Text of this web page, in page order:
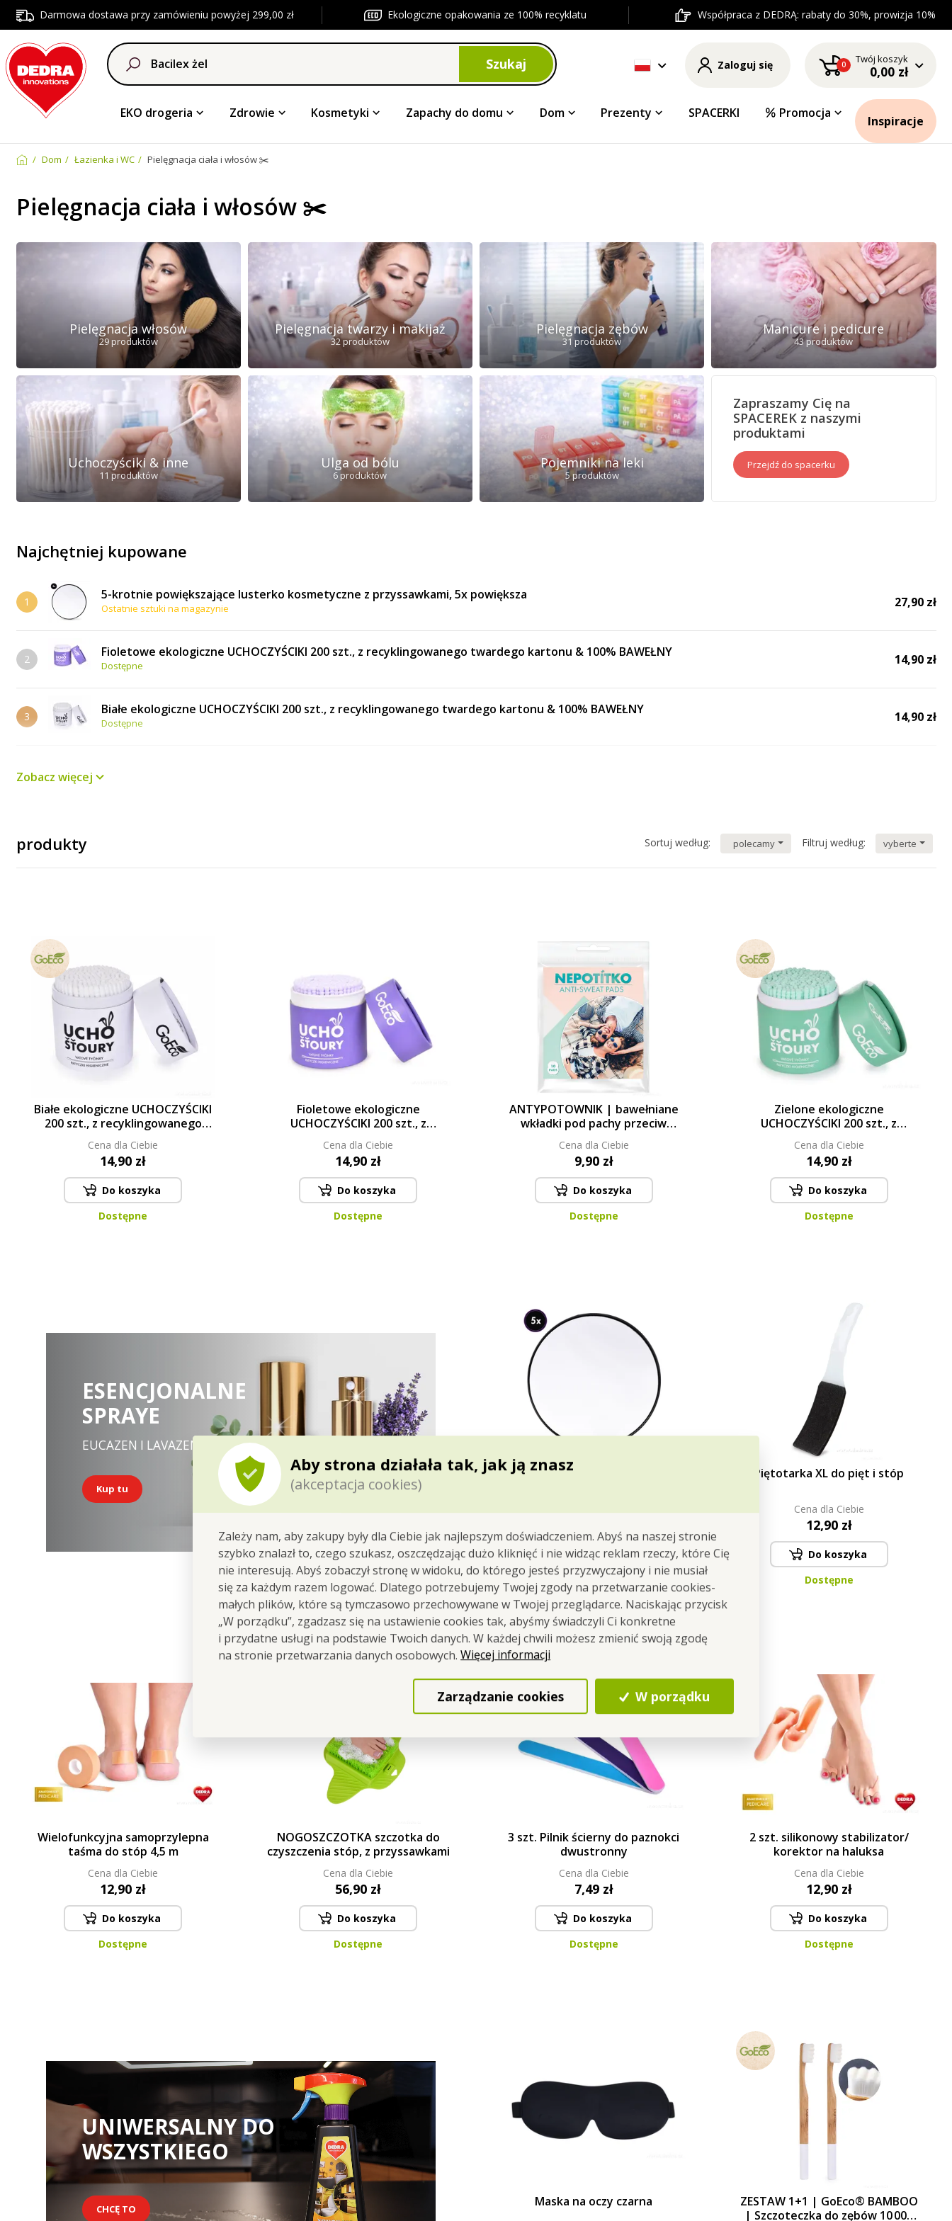
Darmowa dostawa przy zamówieniu powyżej 299,00 zł Ekologiczne opakowania ze 100% recyklatu Współpraca z DEDRĄ: rabaty do 30%, prowizja 10%
Szukaj Zaloguj się 0 Twój koszyk
0,00 zł
EKO drogeria Zdrowie Kosmetyki Zapachy do domu Dom Prezenty SPACERKI Promocja
Inspiracje
Aby strona działała tak, jak ją znasz
(akceptacja cookies)
Zależy nam, aby zakupy były dla Ciebie jak najlepszym doświadczeniem. Abyś na naszej stronie
szybko znalazł to, czego szukasz, oszczędzając dużo kliknięć i nie widząc reklam rzeczy, które Cię
nie interesują. Abyś zobaczył stronę w widoku, do którego jesteś przyzwyczajony i nie musiał
się za każdym razem logować. Dlatego potrzebujemy Twojej zgody na przetwarzanie cookies-
małych plików, które są tymczasowo przechowywane w Twojej przeglądarce. Naciskając przycisk
„W porządku”, zgadzasz się na ustawienie cookies tak, abyśmy świadczyli Ci konkretne
i przydatne usługi na podstawie Twoich danych. W każdej chwili możesz zmienić swoją zgodę
na stronie przetwarzania danych osobowych.Więcej informacji
Zarządzanie cookies W porządku
Dom Łazienka i WC Pielęgnacja ciała i włosów ✂️
Pielęgnacja ciała i włosów ✂️
Pielęgnacja włosów
29 produktów
Pielęgnacja twarzy i makijaż
32 produktów
Pielęgnacja zębów
31 produktów
Manicure i pedicure
43 produktów
Uchoczyściki & inne
11 produktów
Ulga od bólu
6 produktów
Pojemniki na leki
5 produktów
Zapraszamy Cię na
SPACEREK z naszymi
produktami
Przejdź do spacerku
Najchętniej kupowane
1 5-krotnie powiększające lusterko kosmetyczne z przyssawkami, 5x powiększa
Ostatnie sztuki na magazynie 27,90 zł
2 Fioletowe ekologiczne UCHOCZYŚCIKI 200 szt., z recyklingowanego twardego kartonu & 100% BAWEŁNY
Dostępne 14,90 zł
3 Białe ekologiczne UCHOCZYŚCIKI 200 szt., z recyklingowanego twardego kartonu & 100% BAWEŁNY
Dostępne 14,90 zł
4
Dostępne
9,90 zł
Zobacz więcej
produkty Sortuj według: polecamy Filtruj według: vyberte
Białe ekologiczne UCHOCZYŚCIKI
200 szt., z recyklingowanego
twardego kartonu & 100%
BAWEŁNY GoEco®
Cena dla Ciebie
14,90 zł
Do koszyka
Dostępne
Fioletowe ekologiczne
UCHOCZYŚCIKI 200 szt., z
recyklingowanego twardego
kartonu & 100% BAWEŁNY
GoEco®
Cena dla Ciebie
14,90 zł
Do koszyka
Dostępne
ANTYPOTOWNIK | bawełniane
wkładki pod pachy przeciw
poceniu | 10 szt.
Cena dla Ciebie
9,90 zł
Do koszyka
Dostępne
Zielone ekologiczne
UCHOCZYŚCIKI 200 szt., z
recyklingowanego twardego
kartonu & 100% BAWEŁNY
GoEco®
Cena dla Ciebie
14,90 zł
Do koszyka
Dostępne
ESENCJONALNE
SPRAYE
EUCAZEN I LAVAZEN
Kup tu
5-krotnie powiększające lusterko
Do koszyka
Ostatnie sztuki na magazynie
Piętotarka XL do pięt i stóp
Cena dla Ciebie
12,90 zł
Do koszyka
Dostępne
Wielofunkcyjna samoprzylepna
taśma do stóp 4,5 m
Cena dla Ciebie
12,90 zł
Do koszyka
Dostępne
NOGOSZCZOTKA szczotka do
czyszczenia stóp, z przyssawkami
Cena dla Ciebie
56,90 zł
Do koszyka
Dostępne
3 szt. Pilnik ścierny do paznokci
dwustronny
Cena dla Ciebie
7,49 zł
Do koszyka
Dostępne
2 szt. silikonowy stabilizator/
korektor na haluksa
Cena dla Ciebie
12,90 zł
Do koszyka
Dostępne
UNIWERSALNY DO
WSZYSTKIEGO
CHCĘ TO
Maska na oczy czarna
ZESTAW 1+1 | GoEco® BAMBOO
| Szczoteczka do zębów 10 000